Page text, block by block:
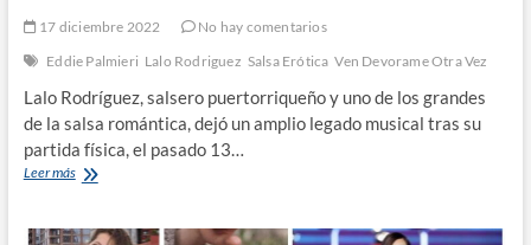
17 diciembre 2022
No hay comentarios
Eddie Palmieri Lalo Rodriguez Salsa Erótica Ven Devorame Otra Vez
Lalo Rodríguez, salsero puertorriqueño y uno de los grandes
de la salsa romántica, dejó un amplio legado musical tras su
partida física, el pasado 13…
Leer másEl
de